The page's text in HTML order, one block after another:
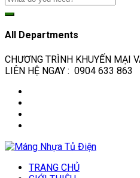
All Departments
CHƯƠNG TRÌNH KHUYẾN MẠI
LIÊN HỆ NGAY : 0904 633 863
TRANG CHỦ